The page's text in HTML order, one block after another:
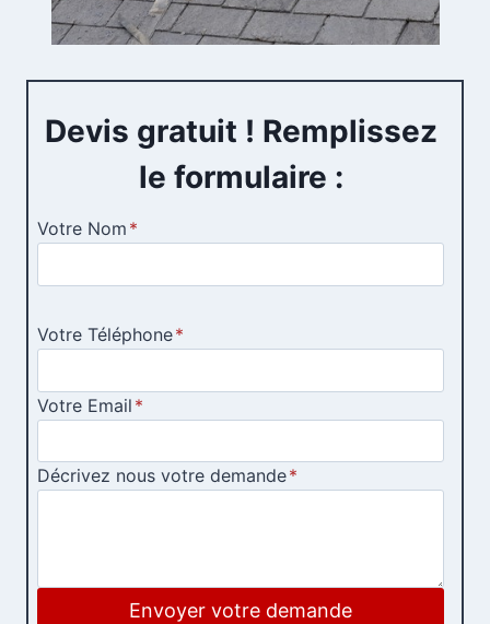
Devis gratuit ! Remplissez
le formulaire :
Votre Nom *
Votre Téléphone*
Votre Email *
Décrivez nous votre demande*
Envoyer votre demande